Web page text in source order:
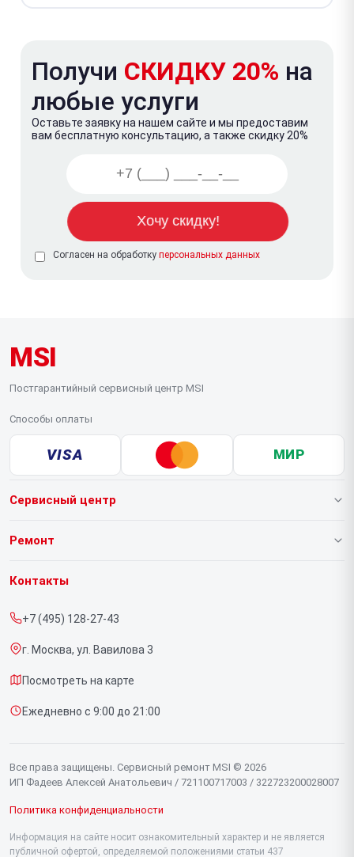
Получи СКИДКУ 20% на
любые услуги
Оставьте заявку на нашем сайте и мы предоставим
вам бесплатную консультацию, а также скидку 20%
Согласен на обработку персональных данных
MSI
Постгарантийный сервисный центр MSI
Способы оплаты
VISA МИР
Сервисный центр
О нашем сервисе
Срочный ремонт
Доставка и способы оплаты
Диагностика
Контакты
Ремонт
Ноутбуков
Контакты
+7 (495) 128-27-43
г. Москва, ул. Вавилова 3
Посмотреть на карте
Ежедневно с 9:00 до 21:00
Все права защищены. Сервисный ремонт MSI © 2026
ИП Фадеев Алексей Анатольевич / 721100717003 / 322723200028007
Политика конфиденциальности
Информация на сайте носит ознакомительный характер и не является
публичной офертой, определяемой положениями статьи 437